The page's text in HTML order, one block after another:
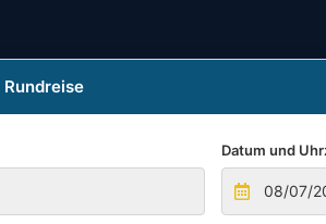
Rundreise
Datum und